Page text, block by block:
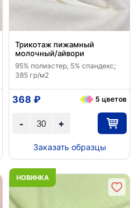
Трикотаж пижамный
молочный/айвори
95% полиэстер, 5% спандекс;
385 гр/м2
+
-
368 ₽ 5 цветов
Заказать образцы
НОВИНКА